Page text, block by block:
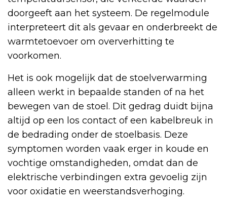
doorgeeft aan het systeem. De regelmodule
interpreteert dit als gevaar en onderbreekt de
warmtetoevoer om oververhitting te
voorkomen.
Het is ook mogelijk dat de stoelverwarming
alleen werkt in bepaalde standen of na het
bewegen van de stoel. Dit gedrag duidt bijna
altijd op een los contact of een kabelbreuk in
de bedrading onder de stoelbasis. Deze
symptomen worden vaak erger in koude en
vochtige omstandigheden, omdat dan de
elektrische verbindingen extra gevoelig zijn
voor oxidatie en weerstandsverhoging.